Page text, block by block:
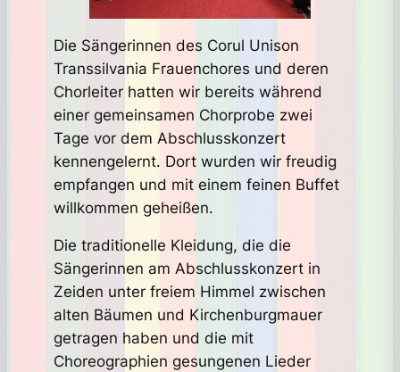
Die Sängerinnen des Corul Unison
Transsilvania Frauenchores und deren
Chorleiter hatten wir bereits während
einer gemeinsamen Chorprobe zwei
Tage vor dem Abschlusskonzert
kennengelernt. Dort wurden wir freudig
empfangen und mit einem feinen Buffet
willkommen geheißen.
Die traditionelle Kleidung, die die
Sängerinnen am Abschlusskonzert in
Zeiden unter freiem Himmel zwischen
alten Bäumen und Kirchenburgmauer
getragen haben und die mit
Choreographien gesungenen Lieder